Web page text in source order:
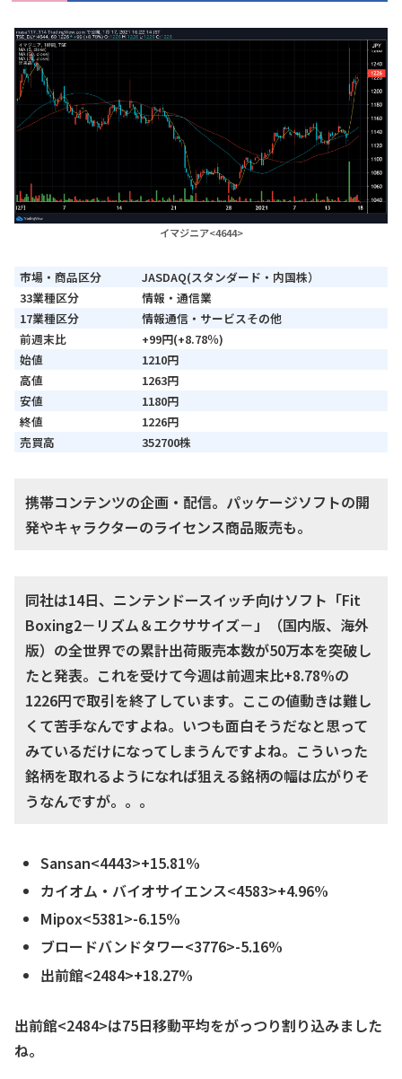
イマジニア<4644>
市場・商品区分
JASDAQ(スタンダード・内国株）
33業種区分
情報・通信業
17業種区分
情報通信・サービスその他
前週末比
+99円(+8.78％)
始値
1210円
高値
1263円
安値
1180円
終値
1226円
売買高
352700株
携帯コンテンツの企画・配信。パッケージソフトの開
発やキャラクターのライセンス商品販売も。
同社は14日、ニンテンドースイッチ向けソフト「Fit
Boxing2－リズム＆エクササイズ－」（国内版、海外
版）の全世界での累計出荷販売本数が50万本を突破し
たと発表。これを受けて今週は前週末比+8.78%の
1226円で取引を終了しています。ここの値動きは難し
くて苦手なんですよね。いつも面白そうだなと思って
みているだけになってしまうんですよね。こういった
銘柄を取れるようになれば狙える銘柄の幅は広がりそ
うなんですが。。。
Sansan<4443>+15.81%
カイオム・バイオサイエンス<4583>+4.96%
Mipox<5381>-6.15%
ブロードバンドタワー<3776>-5.16%
出前館<2484>+18.27%
出前館<2484>は75日移動平均をがっつり割り込みました
ね。